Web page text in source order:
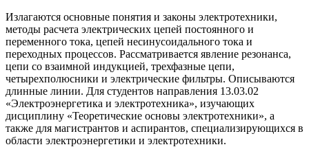
Излагаются основные понятия и законы электротехники,
методы расчета электрических цепей постоянного и
переменного тока, цепей несинусоидального тока и
переходных процессов. Рассматривается явление резонанса,
цепи со взаимной индукцией, трехфазные цепи,
четырехполюсники и электрические фильтры. Описываются
длинные линии. Для студентов направления 13.03.02
«Электроэнергетика и электротехника», изучающих
дисциплину «Теоретические основы электротехники», а
также для магистрантов и аспирантов, специализирующихся в
области электроэнергетики и электротехники.